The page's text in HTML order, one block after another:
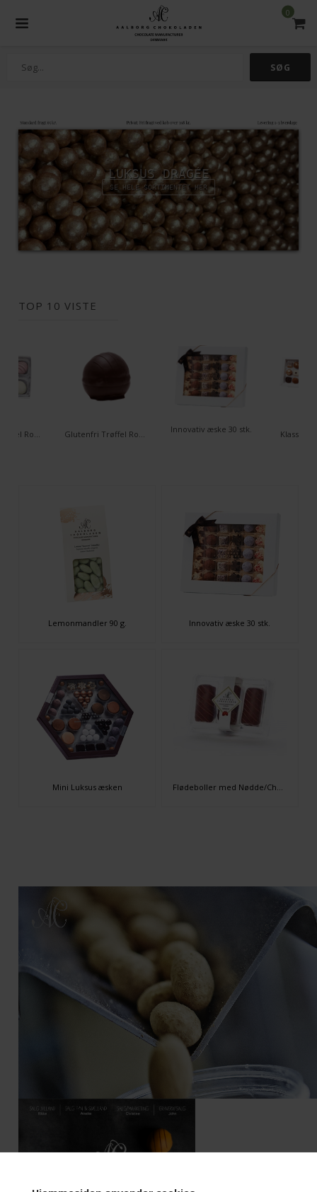
0
LUKSUS DRAGÉE
SE HELE SORTIMENTET HER
TOP 10 VISTE
Innovativ æske 30 stk. Klassisk
Lemonmandler 90 g. Innovativ æske 30 stk.
Mini Luksus æsken